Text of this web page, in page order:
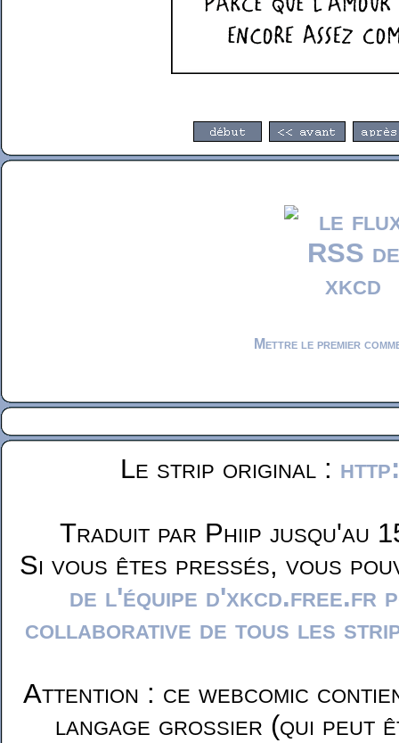
Mettre le premier
Le strip original :
Traduit par Phiip jusqu'au
Si vous êtes pressés, vous
de l'équipe d'xkcd.free.fr
collaborative de tous les
Attention : ce webcomic
langage grossier (qui peut